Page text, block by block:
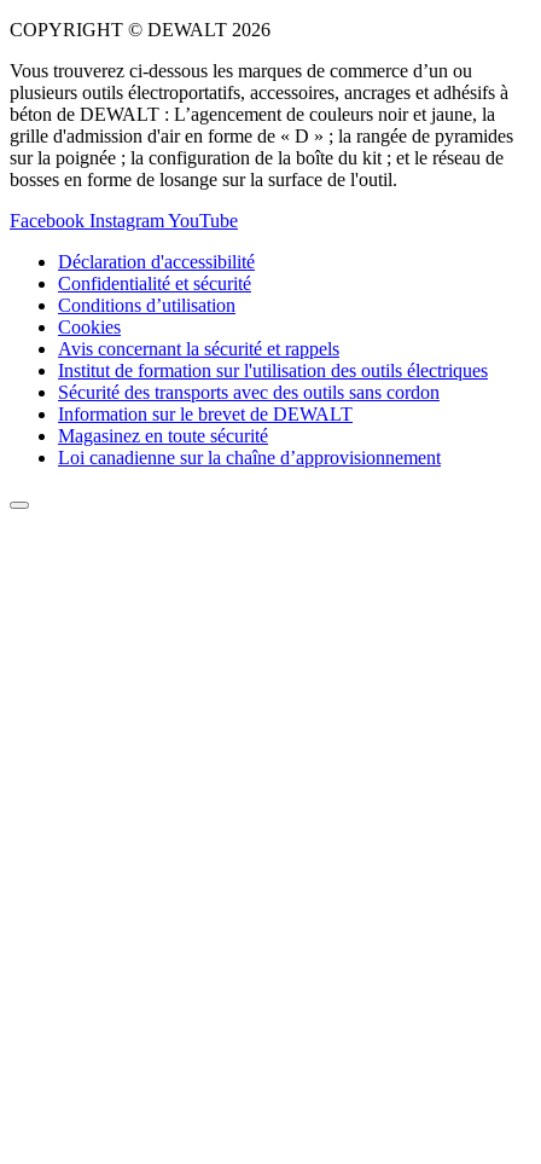
COPYRIGHT © DEWALT 2026
Vous trouverez ci-dessous les marques de commerce d’un ou
plusieurs outils électroportatifs, accessoires, ancrages et adhésifs à
béton de DEWALT : L’agencement de couleurs noir et jaune, la
grille d'admission d'air en forme de « D » ; la rangée de pyramides
sur la poignée ; la configuration de la boîte du kit ; et le réseau de
bosses en forme de losange sur la surface de l'outil.
Facebook InstagramYouTube
Déclaration d'accessibilité
Confidentialité et sécurité
Conditions d’utilisation
Cookies
Avis concernant la sécurité et rappels
Institut de formation sur l'utilisation des outils électriques
Sécurité des transports avec des outils sans cordon
Information sur le brevet de DEWALT
Magasinez en toute sécurité
Loi canadienne sur la chaîne d’approvisionnement